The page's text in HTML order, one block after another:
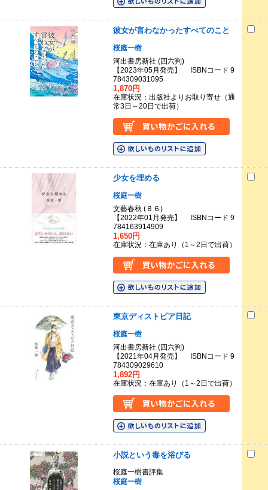
彼女が言わなかったすべてのこと
桜庭一樹
河出書房新社 (四六判)
【2023年05月発売】 ISBNコード 9
784309031095
1,870円
在庫状況：出版社よりお取り寄せ（通
常3日～20日で出荷）
少女を埋める
桜庭一樹
文藝春秋 (Ｂ６)
【2022年01月発売】 ISBNコード 9
784163914909
1,650円
在庫状況：在庫あり（1～2日で出荷）
東京ディストピア日記
桜庭一樹
河出書房新社 (四六判)
【2021年04月発売】 ISBNコード 9
784309029610
1,892円
在庫状況：在庫あり（1～2日で出荷）
小説という毒を浴びる
桜庭一樹書評集
桜庭一樹